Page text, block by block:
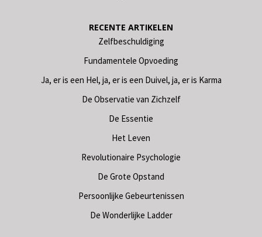
RECENTE ARTIKELEN
Zelfbeschuldiging
Fundamentele Opvoeding
Ja, er is een Hel, ja, er is een Duivel, ja, er is Karma
De Observatie van Zichzelf
De Essentie
Het Leven
Revolutionaire Psychologie
De Grote Opstand
Persoonlijke Gebeurtenissen
De Wonderlijke Ladder